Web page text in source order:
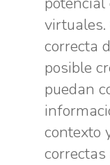
virtuales.
correcta
posible
puedan
contexto